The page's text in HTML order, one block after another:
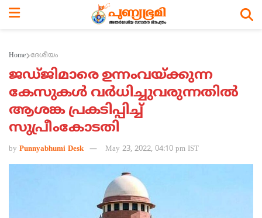
Home ദേശീയം
ജഡ്ജിമാരെ ഉന്നംവയ്ക്കുന്ന
കേസുകള്‍ വര്‍ധിച്ചുവരുന്നതില്‍
ആശങ്ക പ്രകടിപ്പിച്ച്
സുപ്രീംകോടതി
by Punnyabhumi Desk May 23, 2022, 04:10 pm IST